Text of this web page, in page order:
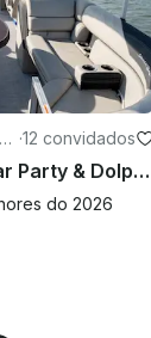
·12 convidados
Tritão de luxo | Sandbar Party & Dolphin Cruises
do 2026